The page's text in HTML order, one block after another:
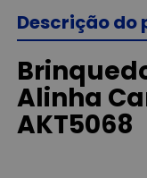
Descrição do
Alinha
AKT5068